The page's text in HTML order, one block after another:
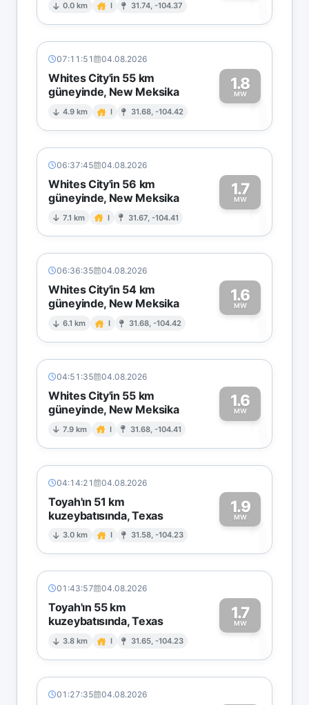
0.0 km I 31.74, -104.37
07:11:51 04.08.2026
Whites City'in 55 km
güneyinde, New Meksika
4.9 km I 31.68, -104.42
1.8
MW1
06:37:45 04.08.2026
Whites City'in 56 km
güneyinde, New Meksika
7.1 km I 31.67, -104.41
1.7
MW1
06:36:35 04.08.2026
Whites City'in 54 km
güneyinde, New Meksika
6.1 km I 31.68, -104.42
1.6
MW1
04:51:35 04.08.2026
Whites City'in 55 km
güneyinde, New Meksika
7.9 km I 31.68, -104.41
1.6
MW1
04:14:21 04.08.2026
Toyah'ın 51 km
kuzeybatısında, Texas
3.0 km I 31.58, -104.23
1.9
MW1
01:43:57 04.08.2026
Toyah'ın 55 km
kuzeybatısında, Texas
3.8 km I 31.65, -104.23
1.7
MW1
01:27:35 04.08.2026